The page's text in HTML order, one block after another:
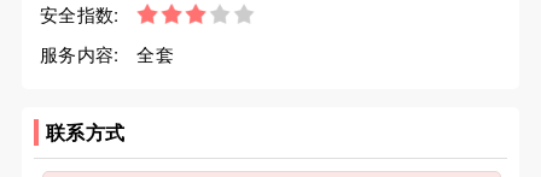
安全指数:
服务内容:
全套
联系方式